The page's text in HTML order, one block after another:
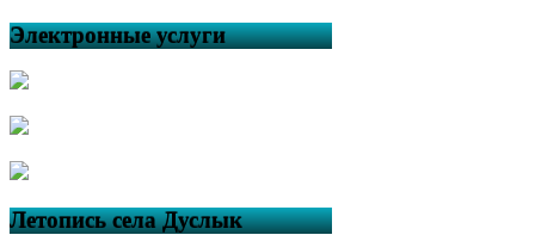
Электронные услуги
Летопись села Дуслык